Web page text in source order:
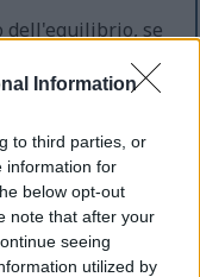
Information
to third parties, or
information for
below opt-out
note that after your
seeing
utilized by
dell'equilibrio, se
e l'equilibrio.
vita quotidiana.
in modo
per un